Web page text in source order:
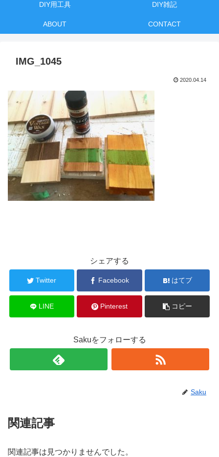
DIY用工具 DIY雑記
ABOUT CONTACT
IMG_1045
2020.04.14
シェアする
Twitter Facebook はてブ
LINE Pinterest コピー
Sakuをフォローする
Saku
関連記事
関連記事は見つかりませんでした。